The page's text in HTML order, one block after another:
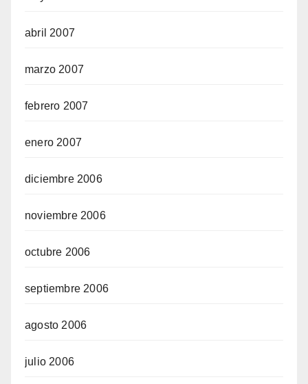
abril 2007
marzo 2007
febrero 2007
enero 2007
diciembre 2006
noviembre 2006
octubre 2006
septiembre 2006
agosto 2006
julio 2006